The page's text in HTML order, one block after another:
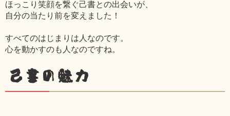
ほっこり笑顔を繋ぐ己書との出会いが、
自分の当たり前を変えました！
すべてのはじまりは人なのです。
心を動かすのも人なのですね。
己書の魅力